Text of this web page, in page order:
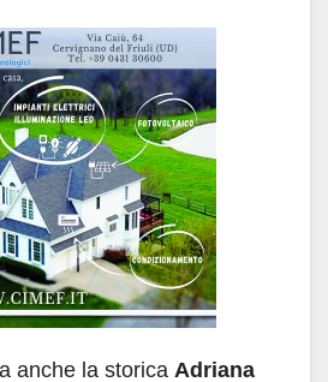
anche la storica Adriana